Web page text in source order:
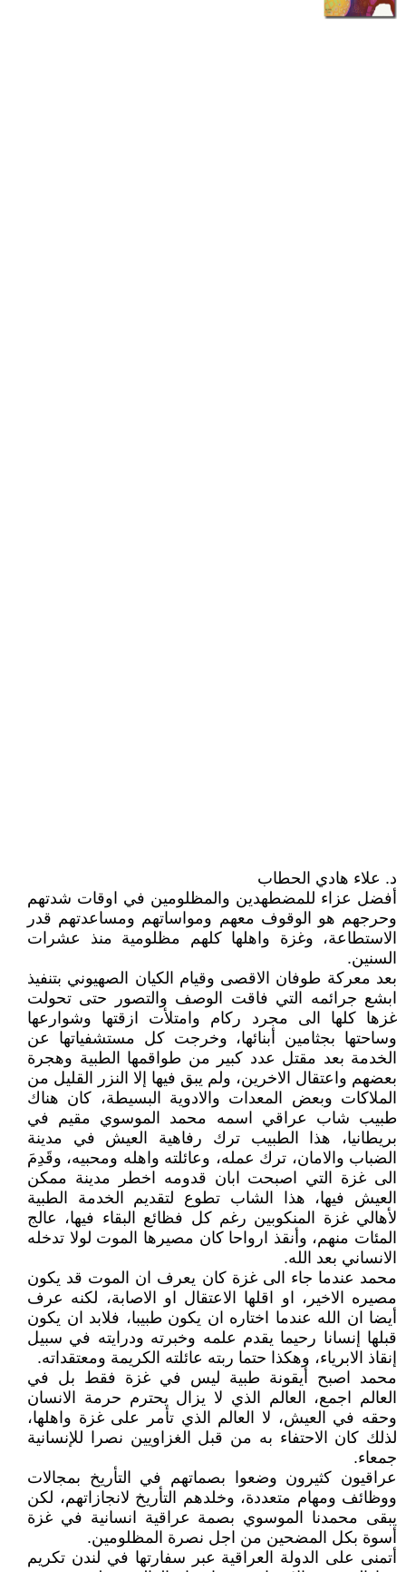
د. علاء هادي الحطاب
أفضل عزاء للمضطهدين والمظلومين في اوقات شدتهم
وحرجهم هو الوقوف معهم ومواساتهم ومساعدتهم قدر
الاستطاعة، وغزة واهلها كلهم مظلومية منذ عشرات
السنين.
بعد معركة طوفان الاقصى وقيام الكيان الصهيوني بتنفيذ
ابشع جرائمه التي فاقت الوصف والتصور حتى تحولت
غزها كلها الى مجرد ركام وامتلأت ازقتها وشوارعها
وساحتها بجثامين أبنائها، وخرجت كل مستشفياتها عن
الخدمة بعد مقتل عدد كبير من طواقمها الطبية وهجرة
بعضهم واعتقال الاخرين، ولم يبق فيها إلا النزر القليل من
الملاكات وبعض المعدات والادوية البسيطة، كان هناك
طبيب شاب عراقي اسمه محمد الموسوي مقيم في
بريطانيا، هذا الطبيب ترك رفاهية العيش في مدينة
الضباب والامان، ترك عمله، وعائلته واهله ومحبيه، وقَدِمَ
الى غزة التي اصبحت ابان قدومه اخطر مدينة ممكن
العيش فيها، هذا الشاب تطوع لتقديم الخدمة الطبية
لأهالي غزة المنكوبين رغم كل فظائع البقاء فيها، عالج
المئات منهم، وأنقذ ارواحا كان مصيرها الموت لولا تدخله
الانساني بعد الله.
محمد عندما جاء الى غزة كان يعرف ان الموت قد يكون
مصيره الاخير، او اقلها الاعتقال او الاصابة، لكنه عرف
أيضا ان الله عندما اختاره ان يكون طبيبا، فلابد ان يكون
قبلها إنسانا رحيما يقدم علمه وخبرته ودرايته في سبيل
إنقاذ الابرياء، وهكذا حتما ربته عائلته الكريمة ومعتقداته.
محمد اصبح أيقونة طبية ليس في غزة فقط بل في
العالم اجمع، العالم الذي لا يزال يحترم حرمة الانسان
وحقه في العيش، لا العالم الذي تأمر على غزة واهلها،
لذلك كان الاحتفاء به من قبل الغزاويين نصرا للإنسانية
جمعاء.
عراقيون كثيرون وضعوا بصماتهم في التأريخ بمجالات
ووظائف ومهام متعددة، وخلدهم التأريخ لانجازاتهم، لكن
يبقى محمدنا الموسوي بصمة عراقية انسانية في غزة
أسوة بكل المضحين من اجل نصرة المظلومين.
أتمنى على الدولة العراقية عبر سفارتها في لندن تكريم